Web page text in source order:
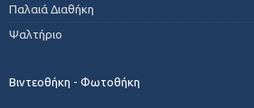
Παλαιά Διαθήκη
Ψαλτήριο
Βιντεοθήκη - Φωτοθήκη